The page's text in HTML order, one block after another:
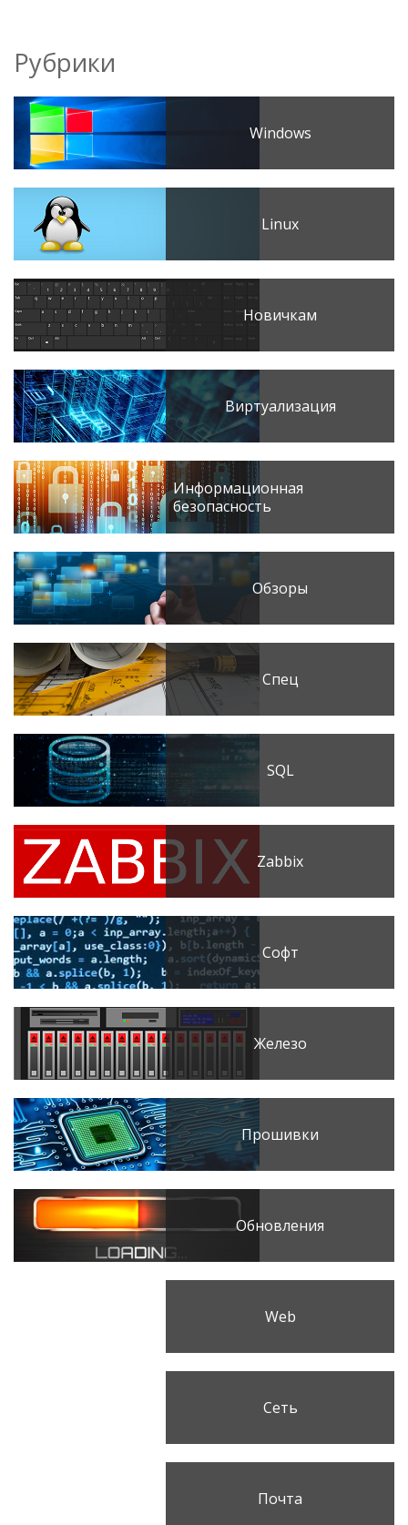
Рубрики
Windows
Linux
Новичкам
Виртуализация
Информационная
безопасность
Обзоры
Спец
SQL
Zabbix
Софт
Железо
Прошивки
Обновления
Web
Сеть
Почта